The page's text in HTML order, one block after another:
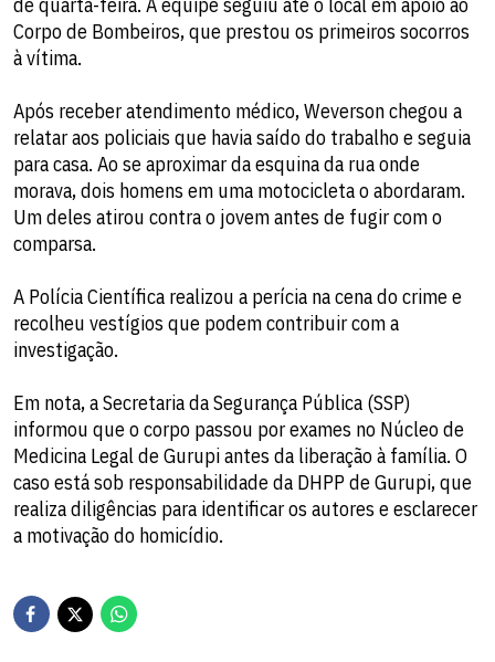
de quarta-feira. A equipe seguiu até o local em apoio ao
Corpo de Bombeiros, que prestou os primeiros socorros
à vítima.
Após receber atendimento médico, Weverson chegou a
relatar aos policiais que havia saído do trabalho e seguia
para casa. Ao se aproximar da esquina da rua onde
morava, dois homens em uma motocicleta o abordaram.
Um deles atirou contra o jovem antes de fugir com o
comparsa.
A Polícia Científica realizou a perícia na cena do crime e
recolheu vestígios que podem contribuir com a
investigação.
Em nota, a Secretaria da Segurança Pública (SSP)
informou que o corpo passou por exames no Núcleo de
Medicina Legal de Gurupi antes da liberação à família. O
caso está sob responsabilidade da DHPP de Gurupi, que
realiza diligências para identificar os autores e esclarecer
a motivação do homicídio.